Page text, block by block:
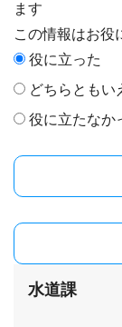
ます
この情報はお役
役に立った
どちらともい
役に立たなか
水道課